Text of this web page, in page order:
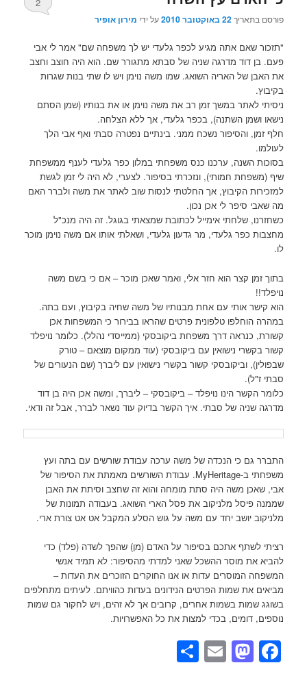
פורסם בתאריך22 באוקטובר 2010 על ידי מירון אופיר
2
"תזכור שאם אתה מגיע לכפר גלעדי יש לך משפחה שם" אמר לי אבי
פעם. בן דוד מדרגה שניה של סבתא מתגורר שם. הוא היה חוצב וחצב
את האבן של האריה השואג. שמו משה נוימן ויש לו שתי בנות שגרות
בקיבוץ.
ניסיתי לאתר במשך זמן רב את משה נוימן או את בנותיו (שמן הסתם
נישאו ושמן השתנה), בכפר גלעדי, אך ללא הצלחה.
חלף זמן, והסיפור נשכח ממני. בינתיים נפטרה סבתי ואף אבי הלך
לעולמו.
בסוכות השנה, ערכנו כנס משפחתי במלון כפר גלעדי לענף ממשפחת
שיף (משפחת חמותי), ונזכרתי בסיפור. לצערי, לא היה לי זמן לגשת
למזכירות הקיבוץ, אך החלטתי לנסות שוב לאתר את משה ולברר האם
מה שאבי סיפר לי אכן נכון.
כשחזרנו, שלחתי אימייל לכתובת שמצאתי בגוגל. זה היה מנכ"ל
מחצבות כפר גלעדי, מר גדעון גלעדי, ושאלתי אותו אם משה נוימן מוכר
לו.
בתוך זמן קצר הוא חזר אלי, ואמר שאכן מוכר – אם כי בשם משה
נויפלד!!
הוא קישר אותי עם אחת מבנותיו של משה שחיה בקיבוץ, ועם בתה.
במהרה הוחלפו טלפונית פרטים שהראו בבירור כי המשפחות אכן
קשורת, כנראה דרך משפחת ביקובסקי (ממייסדי נהלל). כלומר נויפלד
קשור בקשרי נישואין עם ביקובסקי (עוד ממקום מוצאם – טורק
שבפולין), וביקובסקי קשור בקשרי נישואין עם ליברך (שם הנעורים של
סבתי ז"ל).
כלומר הקשר הינו נויפלד – ביקובסקי – ליברך, ומשה אכן היה בן דוד
מדרגה שניה של סבתי. איך הקשר בדיוק עוד נשאר לברר, אבל זה ודאי.
התברר גם כי הנכדה של משה ערכה עבודת שורשים עם בתה ועץ
משפחתי ב-MyHeritage. עבודת השורשים מאמתת את הסיפור של
אבי, שאכן משה היה סתת מומחה והוא זה שחצב וסיתת את האבן
שממנה פיסל מלניקוב את פסל הארי השואג. בעבודה תמונות של
מלניקוב יושב יחד עם משה על גוש הסלע המקבל אט אט צורת ארי.
רציתי לשתף אתכם בסיפור על האדם (מן) שהפך לשדה (פלד) כדי
להביא את מוסר ההשכל שאני למדתי מהסיפור: לא תמיד אנשי
המשפחה המוסרים עדות או אנו החוקרים הזוכרים את העדות –
מביאים את שמות הפרטים הנידונים בעדות כהוויתם. לעיתים מתחלפים
בשוגג שמות בשמות אחרים, קרובים אך לא זהים, ויש לחקור גם שמות
נוספים, דומים, בכדי למצות את כל האפשרויות.
Facebook
Mastodon
Email